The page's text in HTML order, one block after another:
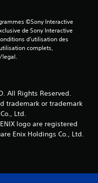
©Sony Interactive
de Sony Interactive
d’utilisation des
complets,
legal.
All Rights Reserved.
trademark or trademark
Ltd.
ENIX logo are registered
Enix Holdings Co., Ltd.